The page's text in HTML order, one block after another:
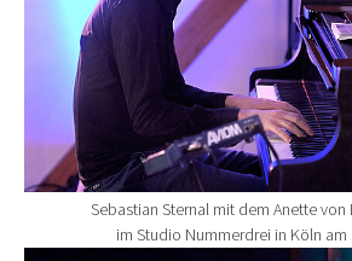
Sebastian Sternal mit dem Anette
im Studio Nummerdrei in Köln am